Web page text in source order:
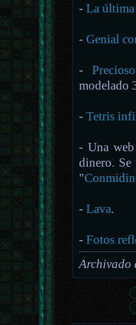
-La
- Genial
-
modelado
-Tetris
- Una
dinero. Se
"
-Lava.
-Fotos
Archivado